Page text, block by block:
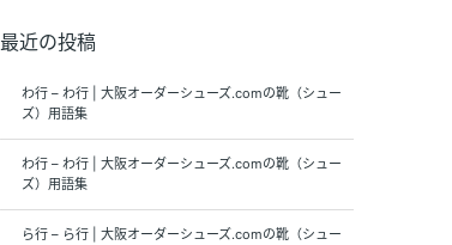
最近の投稿
わ行 – わ行 | 大阪オーダーシューズ.comの靴（シュー
ズ）用語集
わ行 – わ行 | 大阪オーダーシューズ.comの靴（シュー
ズ）用語集
ら行 – ら行 | 大阪オーダーシューズ.comの靴（シュー